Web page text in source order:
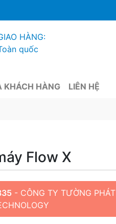
HÀNG:
quốc
KHÁCH HÀNG LIÊN HỆ
Flow X
- CÔNG TY TƯỜNG PHÁT